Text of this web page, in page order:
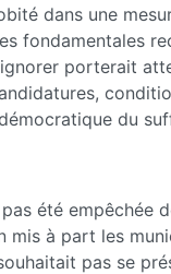
dans une
fondamentales
porterait
du
pas été empêchée
mis à part les
pas se